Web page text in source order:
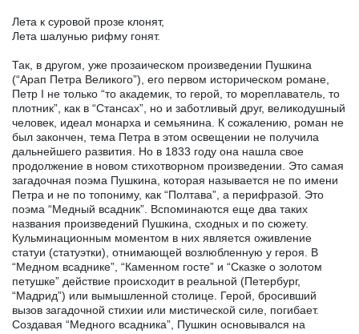
Лета к суровой прозе клонят,
Лета шалунью рифму гонят.
Так, в другом, уже прозаическом произведении Пушкина
(“Арап Петра Великого”), его первом историческом романе,
Петр I не только “то академик, то герой, то мореплаватель, то
плотник”, как в “Стансах”, но и заботливый друг, великодушный
человек, идеал монарха и семьянина. К сожалению, роман не
был закончен, тема Петра в этом освещении не получила
дальнейшего развития. Но в 1833 году она нашла свое
продолжение в новом стихотворном произведении. Это самая
загадочная поэма Пушкина, которая называется не по имени
Петра и не по топониму, как “Полтава”, а перифразой. Это
поэма “Медный всадник”. Вспоминаются еще два таких
названия произведений Пушкина, сходных и по сюжету.
Кульминационным моментом в них является оживление
статуи (статуэтки), отнимающей возлюбленную у героя. В
“Медном всаднике”, “Каменном госте” и “Сказке о золотом
петушке” действие происходит в реальной (Петербург,
“Мадрид”) или вымышленной столице. Герой, бросивший
вызов загадочной стихии или мистической силе, погибает.
Создавая “Медного всадника”, Пушкин основывался на